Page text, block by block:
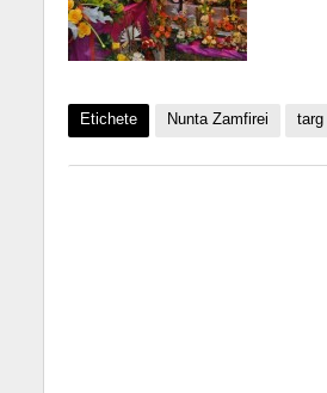
Etichete Nunta Zamfirei targ